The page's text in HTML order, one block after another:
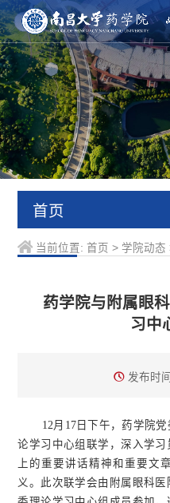
首页
当前位置: 首页 > 学院动态
药学院与附属眼
习中
发布时
12月17日下午，药学院党
论学习中心组联学，深入学
上的重要讲话精神和重要文
义。此次联学会由附属眼科